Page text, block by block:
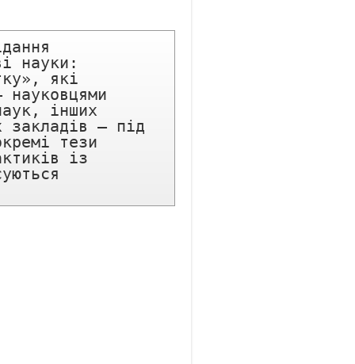
науки:
які
науковцями
інших
закладів – під
тези
із